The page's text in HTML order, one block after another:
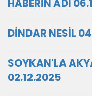
HABERİN ADI
DİNDAR NESİL
SOYKAN'LA
02.12.2025